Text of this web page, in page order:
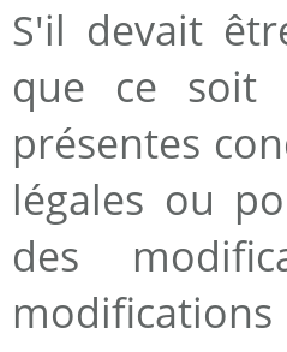
S'il devait
que ce soit
présentes
légales ou
des